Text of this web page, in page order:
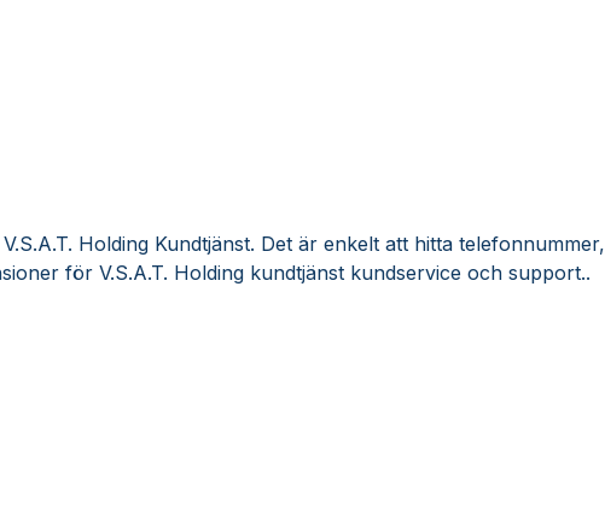
Holding Kundtjänst. Det är enkelt att hitta telefonnummer,
för V.S.A.T. Holding kundtjänst kundservice och support..